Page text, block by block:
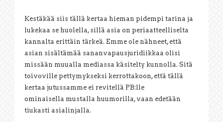
Kestäkää siis tällä kertaa hieman pidempi tarina ja
lukekaa se huolella, sillä asia on periaatteelliselta
kannalta erittäin tärkeä. Emme ole nähneet, että
asian sisältämää sananvapausjuridiikkaa olisi
missään muualla mediassa käsitelty kunnolla. Sitä
toivoville pettymykseksi kerrottakoon, että tällä
kertaa jutussamme ei revitellä PB:lle
ominaisella mustalla huumorilla, vaan edetään
tiukasti asialinjalla.